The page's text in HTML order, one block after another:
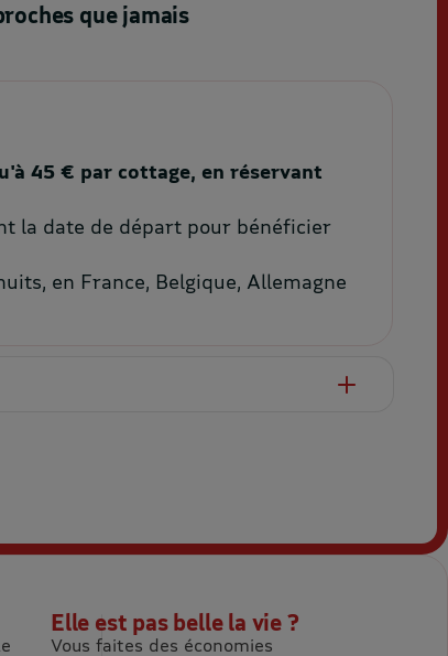
que jamais
45 € par cottage, en réservant
la date de départ pour bénéficier
en France, Belgique, Allemagne
Elle est pas belle la vie ?
Vous faites des économies